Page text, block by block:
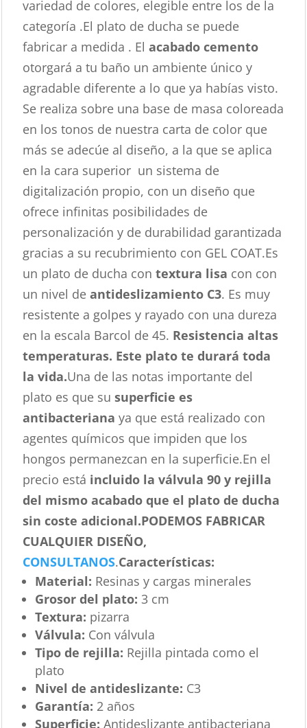
variedad de colores, elegible entre los de la
categoría .El plato de ducha se puede
fabricar a medida . Elacabado cemento
otorgará a tu baño un ambiente único y
agradable diferente a lo que ya habías visto.
Se realiza sobre una base de masa coloreada
en los tonos de nuestra carta de color que
más se adecúe al diseño, a la que se aplica
en la cara superior un sistema de
digitalización propio, con un diseño que
ofrece infinitas posibilidades de
personalización y de durabilidad garantizada
gracias a su recubrimiento con GEL COAT.Es
un plato de ducha con textura lisa con con
un nivel deantideslizamiento C3. Es muy
resistente a golpes y rayado con una dureza
en la escala Barcol de 45. Resistencia altas
temperaturas. Este plato te durará toda
la vida.Una de las notas importante del
plato es que susuperficie es
antibacterianaya que está realizado con
agentes químicos que impiden que los
hongos permanezcan en la superficie.En el
precio está incluido la válvula 90 y rejilla
del mismo acabado que el plato de ducha
sin coste adicional.PODEMOS FABRICAR
CUALQUIER DISEÑO,
CONSULTANOS.Características:
Material: Resinas y cargas minerales
Grosor del plato: 3 cm
Textura: pizarra
Válvula: Con válvula
Tipo de rejilla: Rejilla pintada como el
plato
Nivel de antideslizante: C3
Garantía: 2 años
Superficie: Antideslizante antibacteriana